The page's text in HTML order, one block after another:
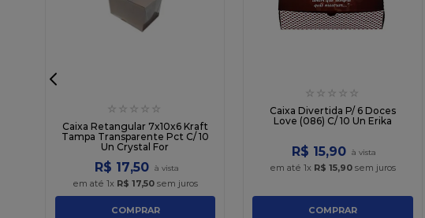
☆ ☆ ☆ ☆ ☆
Caixa Retangular 7x10x6 Kraft
Tampa Transparente Pct C/ 10
Un Crystal For
R$ 17,50
em até 1x R$ 17,50sem juros
COMPRAR
☆ ☆ ☆ ☆ ☆
Caixa Divertida P/ 6 Doces
Love (086) C/ 10 Un Erika
R$ 15,90
em até 1x R$ 15,90sem juros
COMPRAR